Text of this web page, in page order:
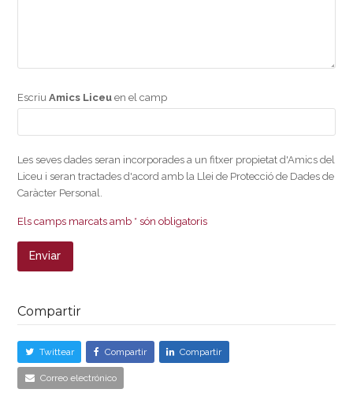
EscriuAmics Liceu en el camp
Les seves dades seran incorporades a un fitxer propietat d'Amics del
Liceu i seran tractades d'acord amb la Llei de Protecció de Dades de
Caràcter Personal.
Els camps marcats amb * són obligatoris
Compartir
Twittear Compartir Compartir
Correo electrónico